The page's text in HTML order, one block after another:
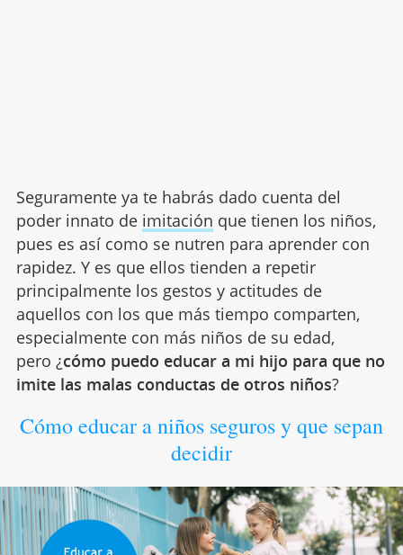
Seguramente ya te habrás dado cuenta del
poder innato de imitación que tienen los niños,
pues es así como se nutren para aprender con
rapidez. Y es que ellos tienden a repetir
principalmente los gestos y actitudes de
aquellos con los que más tiempo comparten,
especialmente con más niños de su edad,
pero ¿cómo puedo educar a mi hijo para que no
imite las malas conductas de otros niños?
Cómo educar a niños seguros y que sepan
decidir